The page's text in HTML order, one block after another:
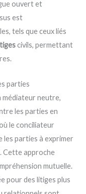
ouvert et
est
tels que ceux liés
civils, permettant
parties
médiateur neutre,
les parties en
le conciliateur
les parties à exprimer
Cette approche
mutuelle.
pour des litiges plus